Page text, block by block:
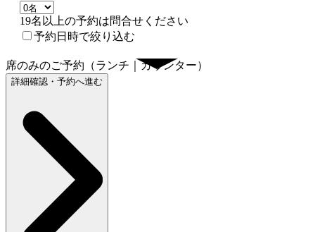
19名以上の予約は問合せください
予約日時で絞り込む
席のみのご予約（ランチ｜カウンター）
詳細確認・予約へ進む